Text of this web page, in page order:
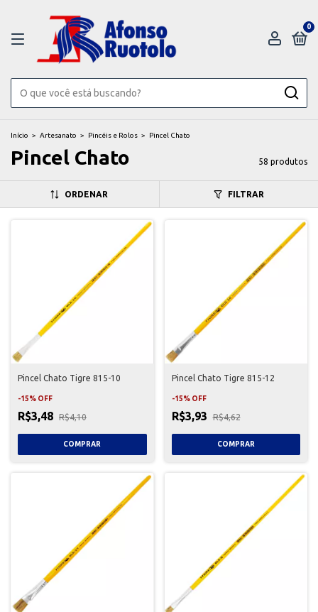
0
Início > Artesanato > Pincéis e Rolos > Pincel Chato
Pincel Chato 58 produtos
ORDENAR FILTRAR
Pincel Chato Tigre 815-10
-15% OFF
R$3,48 R$4,10
Pincel Chato Tigre 815-12
-15% OFF
R$3,93 R$4,62